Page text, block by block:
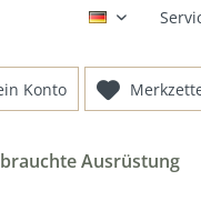
DE
Konto
Ausrüstung